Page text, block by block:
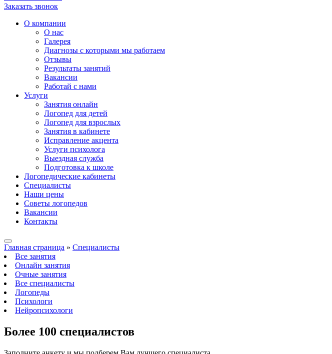
Заказать звонок
О компании
О нас
Галерея
Диагнозы с которыми мы работаем
Отзывы
Результаты занятий
Вакансии
Работай с нами
Услуги
Занятия онлайн
Логопед для детей
Логопед для взрослых
Занятия в кабинете
Исправление акцента
Услуги психолога
Выездная служба
Подготовка к школе
Логопедические кабинеты
Специалисты
Наши цены
Советы логопедов
Вакансии
Контакты
Главная страница » Специалисты
Все занятия
Онлайн занятия
Очные занятия
Все специалисты
Логопеды
Психологи
Нейропсихологи
Более 100 специалистов